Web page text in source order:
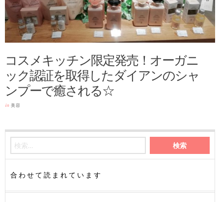
コスメキッチン限定発売！オーガニ
ック認証を取得したダイアンのシャ
ンプーで癒される☆
in 美容
合わせて読まれています